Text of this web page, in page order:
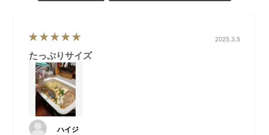
2025.3.5
たっぷりサイズ
ハイジ